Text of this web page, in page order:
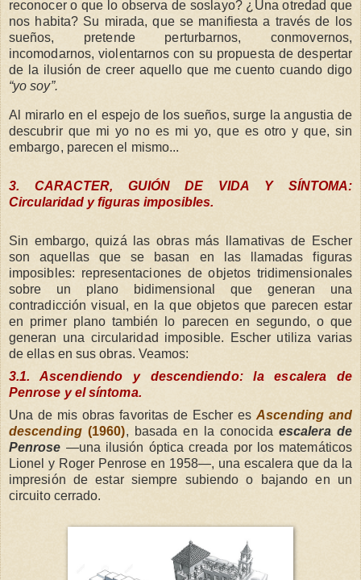
reconocer o que lo observa de soslayo? ¿Una otredad que
nos habita? Su mirada, que se manifiesta a través de los
sueños, pretende perturbarnos, conmovernos,
incomodarnos, violentarnos con su propuesta de despertar
de la ilusión de creer aquello que me cuento cuando digo
“yo soy”.
Al mirarlo en el espejo de los sueños, surge la angustia de
descubrir que mi yo no es mi yo, que es otro y que, sin
embargo, parecen el mismo...
3. CARACTER, GUIÓN DE VIDA Y SÍNTOMA:
Circularidad y figuras imposibles.
Sin embargo, quizá las obras más llamativas de Escher
son aquellas que se basan en las llamadas figuras
imposibles: representaciones de objetos tridimensionales
sobre un plano bidimensional que generan una
contradicción visual, en la que objetos que parecen estar
en primer plano también lo parecen en segundo, o que
generan una circularidad imposible. Escher utiliza varias
de ellas en sus obras. Veamos:
3.1. Ascendiendo y descendiendo: la escalera de
Penrose y el síntoma.
Una de mis obras favoritas de Escher esAscending and
descending(1960), basada en la conocidaescalera de
Penrose —una ilusión óptica creada por los matemáticos
Lionel y Roger Penrose en 1958—, una escalera que da la
impresión de estar siempre subiendo o bajando en un
circuito cerrado.